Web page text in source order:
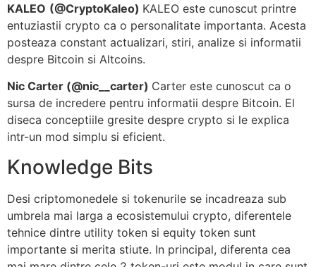
KALEO (@CryptoKaleo) KALEO este cunoscut printre
entuziastii crypto ca o personalitate importanta. Acesta
posteaza constant actualizari, stiri, analize si informatii
despre Bitcoin si Altcoins.
Nic Carter (@nic__carter) Carter este cunoscut ca o
sursa de incredere pentru informatii despre Bitcoin. El
diseca conceptiile gresite despre crypto si le explica
intr-un mod simplu si eficient.
Knowledge Bits
Desi criptomonedele si tokenurile se incadreaza sub
umbrela mai larga a ecosistemului crypto, diferentele
tehnice dintre utility token si equity token sunt
importante si merita stiute. In principal, diferenta cea